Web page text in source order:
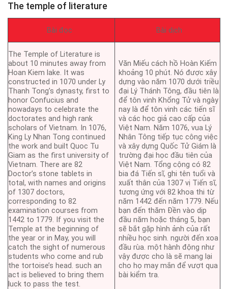
The temple of literature
Bài đọc Bài dịch
The Temple of Literature is
about 10 minutes away from
Hoan Kiem lake. It was
constructed in 1070 under Ly
Thanh Tong’s dynasty, first to
honor Confucius and
nowadays to celebrate the
doctorates and high rank
scholars of Vietnam. In 1076,
King Ly Nhan Tong continued
the work and built Quoc Tu
Giam as the first university of
Vietnam. There are 82
Doctor’s stone tablets in
total, with names and origins
of 1307 doctors,
corresponding to 82
examination courses from
1442 to 1779. If you visit the
Temple at the beginning of
the year or in May, you will
catch the sight of numerous
students who come and rub
the tortoise’s head. such an
act is believed to bring them
luck to pass the test.
Văn Miếu cách hồ Hoàn Kiếm
khoảng 10 phút. Nó được xây
dựng vào năm 1070 dưới triều
đại Lý Thánh Tông, đầu tiên là
để tôn vinh Khổng Tử và ngày
nay là để tôn vinh các tiến sĩ
và các học giả cao cấp của
Việt Nam. Năm 1076, vua Lý
Nhân Tông tiếp tục công việc
và xây dựng Quốc Tử Giám là
trường đại học đầu tiên của
Việt Nam. Tổng cộng có 82
bia đá Tiến sĩ, ghi tên tuổi và
xuất thân của 1307 vị Tiến sĩ,
tương ứng với 82 khoa thi từ
năm 1442 đến năm 1779. Nếu
bạn đến thăm Đền vào dịp
đầu năm hoặc tháng 5, bạn
sẽ bắt gặp hình ảnh của rất
nhiều học sinh. người đến xoa
đầu rùa. một hành động như
vậy được cho là sẽ mang lại
cho họ may mắn để vượt qua
bài kiểm tra.